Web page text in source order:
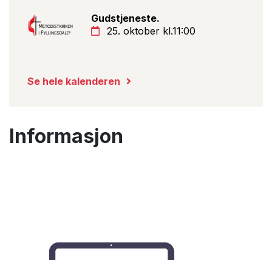
Gudstjeneste.
25. oktober kl.11:00
Se hele kalenderen
Informasjon